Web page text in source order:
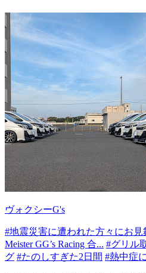
ヴォクシーG's
#地震災害に遭われた方々にお
Meister GG’s Racing 合... #グリル
グ #たのしすぎた2日間 #熱中症